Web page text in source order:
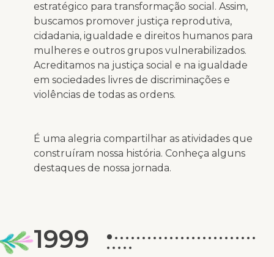
estratégico para transformação social. Assim,
buscamos promover justiça reprodutiva,
cidadania, igualdade e direitos humanos para
mulheres e outros grupos vulnerabilizados.
Acreditamos na justiça social e na igualdade
em sociedades livres de discriminações e
violências de todas as ordens.
É uma alegria compartilhar as atividades que
construíram nossa história. Conheça alguns
destaques de nossa jornada.
1999 2004 2005